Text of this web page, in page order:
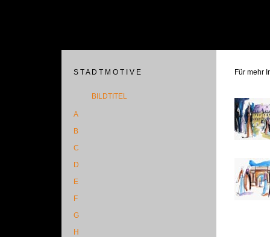
S T A D T M O T I V E
BILDTITEL
A
B
C
D
E
F
G
H
Für mehr